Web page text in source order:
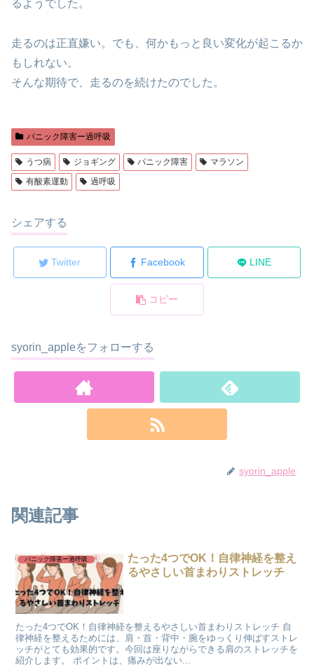
るようでした。
走るのは正直嫌い。でも、何かもっと良い変化が起こるか
もしれない。
そんな期待で、走るのを続けたのでした。
パニック障害ー過呼吸
うつ病 ジョギング パニック障害
マラソン
有酸素運動
過呼吸
シェアする
Twitter Facebook LINE
コピー
syorin_appleをフォローする
syorin_apple
関連記事
パニック障害ー過呼吸
たった4つでOK！自律神経を整え
るやさしい首まわりストレッチ
たった4つでOK！自律神経を整えるやさしい首まわりストレッチ 自
律神経を整えるためには、肩・首・背中・腕をゆっくり伸ばすストレ
ッチがとても効果的です。今回は座りながらできる肩のストレッチを
紹介します。 ポイントは、痛みが出ない...